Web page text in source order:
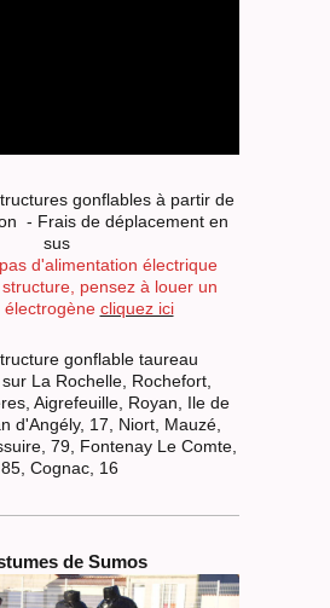
gonflables à partir de
- Frais de déplacement en
sus
d'alimentation électrique
pensez à louer un
électrogène cliquez ici
gonflable taureau
La Rochelle, Rochefort,
Aigrefeuille, Royan, Ile de
d'Angély, 17, Niort, Mauzé,
79, Fontenay Le Comte,
85, Cognac, 16
de Sumos